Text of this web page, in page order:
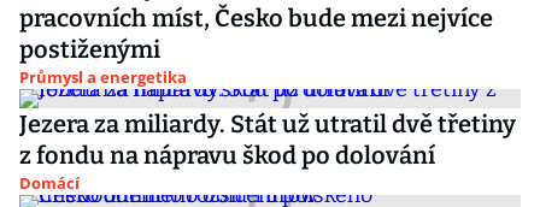
pracovních míst, Česko bude mezi nejvíce
postiženými
Průmysl a energetika
Jezera za miliardy. Stát už utratil dvě třetiny
z fondu na nápravu škod po dolování
Domácí